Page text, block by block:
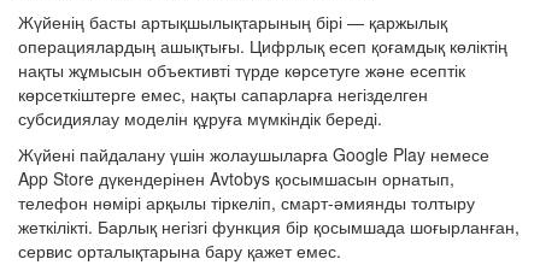
Жүйенің басты артықшылықтарының бірі — қаржылық
операциялардың ашықтығы. Цифрлық есеп қоғамдық көліктің
нақты жұмысын объективті түрде көрсетуге және есептік
көрсеткіштерге емес, нақты сапарларға негізделген
субсидиялау моделін құруға мүмкіндік береді.
Жүйені пайдалану үшін жолаушыларға Google Play немесе
App Store дүкендерінен Avtobys қосымшасын орнатып,
телефон нөмірі арқылы тіркеліп, смарт-әмиянды толтыру
жеткілікті. Барлық негізгі функция бір қосымшада шоғырланған,
сервис орталықтарына бару қажет емес.